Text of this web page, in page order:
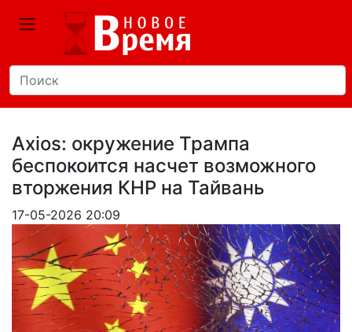
Axios: окружение Трампа
беспокоится насчет возможного
вторжения КНР на Тайвань
17-05-2026 20:09